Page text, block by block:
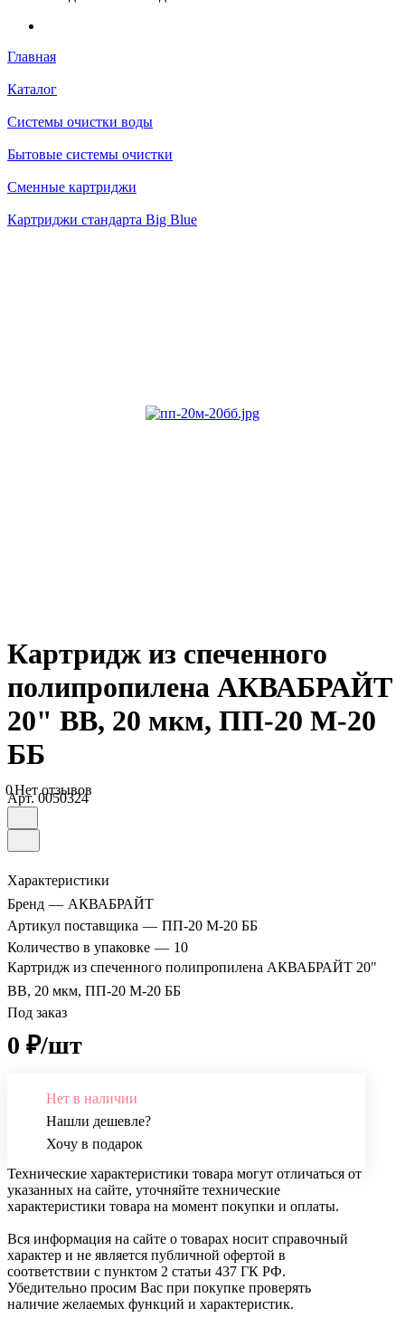
Главная
Каталог
Системы очистки воды
Бытовые системы очистки
Сменные картриджи
Картриджи стандарта Big Blue
Картридж из спеченного
полипропилена АКВАБРАЙТ
20" BB, 20 мкм, ПП-20 М-20
ББ
0Нет отзывов
Арт.0050324
Характеристики
Бренд — АКВАБРАЙТ
Артикул поставщика — ПП-20 М-20 ББ
Количество в упаковке — 10
Картридж из спеченного полипропилена АКВАБРАЙТ 20"
BB, 20 мкм, ПП-20 М-20 ББ
Под заказ
0 ₽/шт
Нет в наличии
Нашли дешевле?
Хочу в подарок
Технические характеристики товара могут отличаться от
указанных на сайте, уточняйте технические
характеристики товара на момент покупки и оплаты.
Вся информация на сайте о товарах носит справочный
характер и не является публичной офертой в
соответствии с пунктом 2 статьи 437 ГК РФ.
Убедительно просим Вас при покупке проверять
наличие желаемых функций и характеристик.